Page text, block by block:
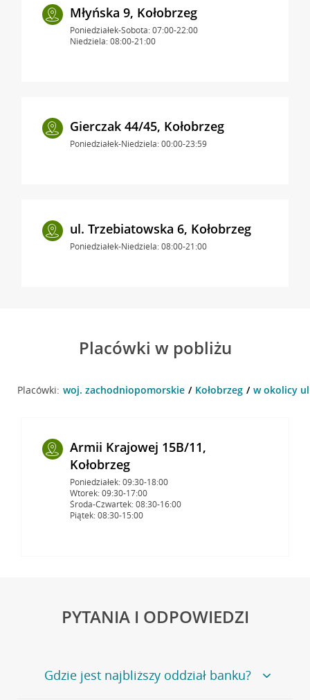
Młyńska 9, Kołobrzeg
Poniedziałek-Sobota: 07:00-22:00
Niedziela: 08:00-21:00
Gierczak 44/45, Kołobrzeg
Poniedziałek-Niedziela: 00:00-23:59
ul. Trzebiatowska 6, Kołobrzeg
Poniedziałek-Niedziela: 08:00-21:00
Placówki w pobliżu
Placówki: woj. zachodniopomorskie Kołobrzeg w okolicy
Armii Krajowej 15B/11,
Kołobrzeg
Poniedziałek: 09:30-18:00
Wtorek: 09:30-17:00
Środa-Czwartek: 08:30-16:00
Piątek: 08:30-15:00
PYTANIA I ODPOWIEDZI
Gdzie jest najbliższy oddział banku?